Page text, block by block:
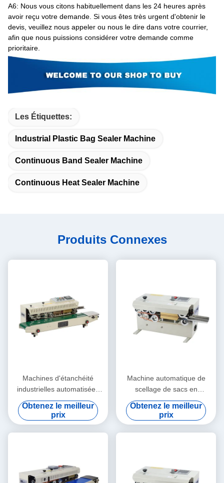
A6: Nous vous citons habituellement dans les 24 heures après
avoir reçu votre demande. Si vous êtes très urgent d'obtenir le
devis, veuillez nous appeler ou nous le dire dans votre courrier,
afin que nous puissions considérer votre demande comme
prioritaire.
Les Étiquettes:
Industrial Plastic Bag Sealer Machine
Continuous Band Sealer Machine
Continuous Heat Sealer Machine
Produits Connexes
Machines d'étanchéité
industrielles automatisées
étanches à la fatigue
Obtenez le meilleur
prix
Machine automatique de
scellage de sacs en
plastique industriel à
propulsion électrique
Obtenez le meilleur
prix